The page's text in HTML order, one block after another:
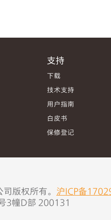
支持
下载
技术支持
用户指南
白皮书
保修登记
版权所有。 沪ICP备
3幢D部 200131